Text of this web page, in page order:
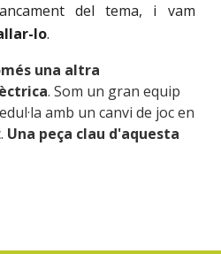
del tema, i vam
lo.
una altra
. Som un gran equip
amb un canvi de joc en
Una peça clau d'aquesta